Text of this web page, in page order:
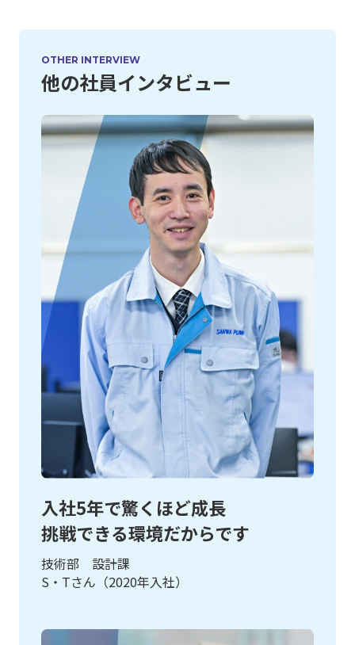
OTHER INTERVIEW
他の社員インタビュー
入社5年で驚くほど成長
挑戦できる環境だからです
技術部 設計課
S・Tさん（2020年入社）